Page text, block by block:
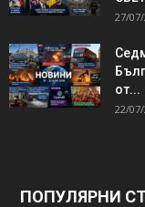
27/
от...
22/
ПОПУЛЯРНИ